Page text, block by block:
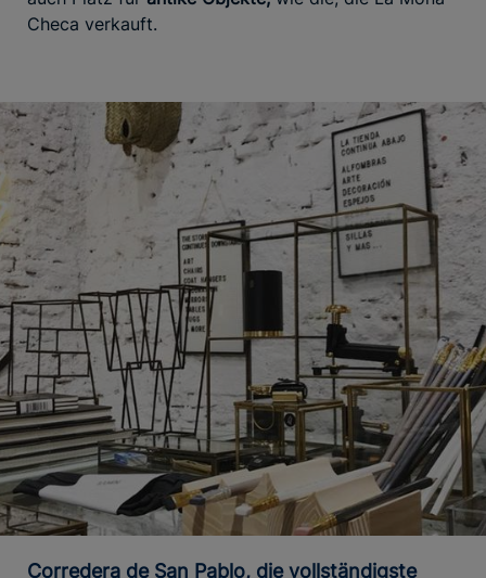
Checa verkauft.
Corredera de San Pablo, die vollständigste